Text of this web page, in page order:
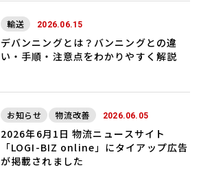
輸送 2026.06.15
デバンニングとは？バンニングとの違
い・手順・注意点をわかりやすく解説
お知らせ 物流改善 2026.06.05
2026年6月1日 物流ニュースサイト
「LOGI-BIZ online」にタイアップ広告
が掲載されました